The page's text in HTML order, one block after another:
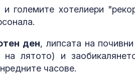
големите хотелиери
ден, липсата на
лятото) и
часове.
Голям пожар
Асеновград:
Иво Христов